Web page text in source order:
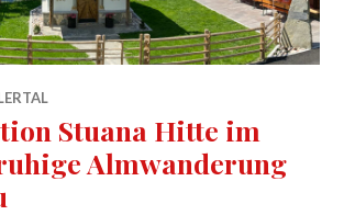
Stuana Hitte im
Almwanderung